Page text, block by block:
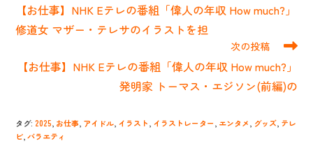
他
の
を
【お仕事】NHK Eテレの番組「偉人の年収 How much?」
修道女 マザー・テレサのイラストを担
次の投稿
【お仕事】NHK Eテレの番組「偉人の年収 How much?」
発明家 トーマス・エジソン(前編)の
タグ:2025, お仕事, アイドル, イラスト, イラストレーター, エンタメ, グッズ, テレ
ビ, バラエティ